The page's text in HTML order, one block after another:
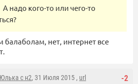
А надо кого-то или чего-то
нет, интернет все
-2
Юлька с н2, 31 Июля 2015 , url